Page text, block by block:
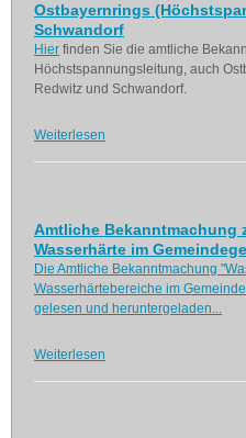
Ostbayernrings
Schwandorf
Hier finden Sie die amtliche
Höchstspannungsleitung, auch
Redwitz und Schwandorf.
Weiterlesen
Amtliche Bekanntmachung
Wasserhärte im
Die Amtliche Bekanntmachung
Wasserhärtebereiche im
gelesen und heruntergeladen...
Weiterlesen